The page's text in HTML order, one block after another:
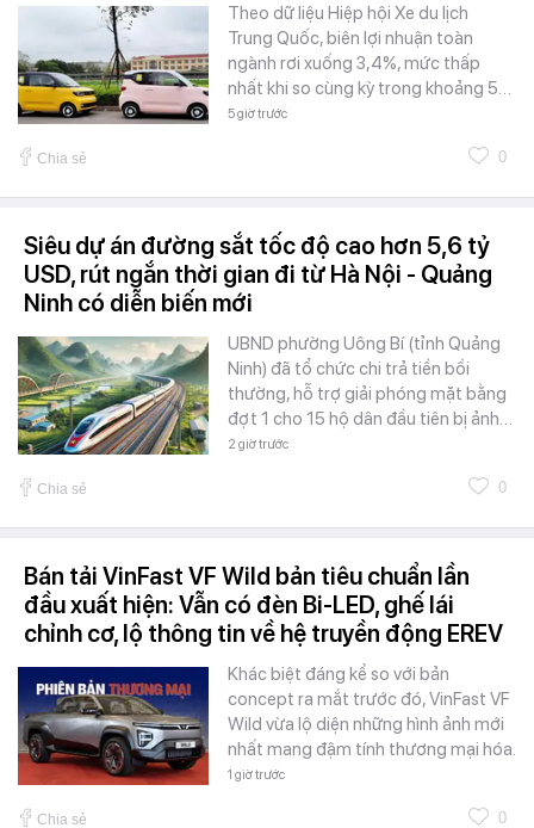
Theo dữ liệu Hiệp hội Xe du lịch
Trung Quốc, biên lợi nhuận toàn
ngành rơi xuống 3,4%, mức thấp
nhất khi so cùng kỳ trong khoảng 5…
5 giờ trước
Chia sẻ 0
Siêu dự án đường sắt tốc độ cao hơn 5,6 tỷ
USD, rút ngắn thời gian đi từ Hà Nội - Quảng
Ninh có diễn biến mới
UBND phường Uông Bí (tỉnh Quảng
Ninh) đã tổ chức chi trả tiền bồi
thường, hỗ trợ giải phóng mặt bằng
đợt 1 cho 15 hộ dân đầu tiên bị ảnh…
2 giờ trước
Chia sẻ 0
Bán tải VinFast VF Wild bản tiêu chuẩn lần
đầu xuất hiện: Vẫn có đèn Bi-LED, ghế lái
chỉnh cơ, lộ thông tin về hệ truyền động EREV
Khác biệt đáng kể so với bản
concept ra mắt trước đó, VinFast VF
Wild vừa lộ diện những hình ảnh mới
nhất mang đậm tính thương mại hóa.
1 giờ trước
Chia sẻ 0